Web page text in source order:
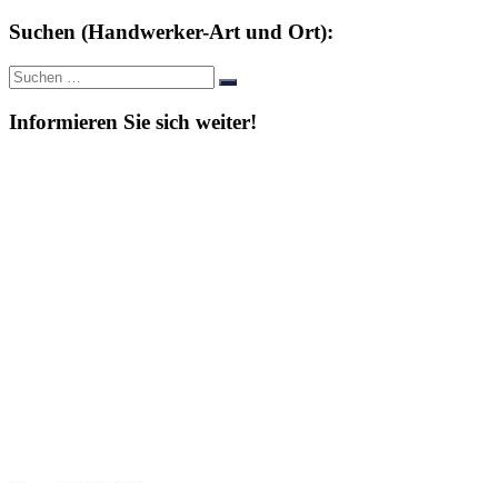
Suchen (Handwerker-Art und Ort):
Suche
nach:
Suchen
Informieren Sie sich weiter!